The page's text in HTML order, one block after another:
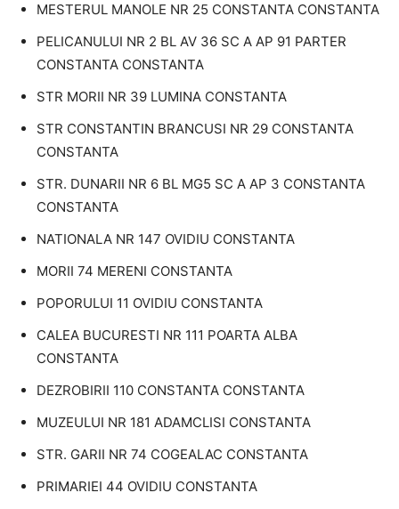
MESTERUL MANOLE NR 25 CONSTANTA CONSTANTA
PELICANULUI NR 2 BL AV 36 SC A AP 91 PARTER
CONSTANTA CONSTANTA
STR MORII NR 39 LUMINA CONSTANTA
STR CONSTANTIN BRANCUSI NR 29 CONSTANTA
CONSTANTA
STR. DUNARII NR 6 BL MG5 SC A AP 3 CONSTANTA
CONSTANTA
NATIONALA NR 147 OVIDIU CONSTANTA
MORII 74 MERENI CONSTANTA
POPORULUI 11 OVIDIU CONSTANTA
CALEA BUCURESTI NR 111 POARTA ALBA
CONSTANTA
DEZROBIRII 110 CONSTANTA CONSTANTA
MUZEULUI NR 181 ADAMCLISI CONSTANTA
STR. GARII NR 74 COGEALAC CONSTANTA
PRIMARIEI 44 OVIDIU CONSTANTA